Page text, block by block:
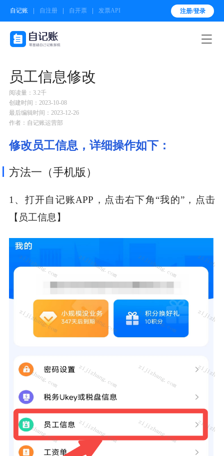
自记账 自注册 自开票 发票API 注册/登录

员工信息修改
阅读量：3.2千
创建时间：2023-10-08
最后编辑时间：2023-12-26
作者：自记账运营部
修改员工信息，详细操作如下：
方法一（手机版）
1、打开自记账APP，点击右下角“我的”，点击
【员工信息】